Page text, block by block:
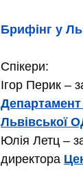
Брифінг у
Спікери:
Ігор Перик –
Львівської
Юлія Летц –
директора